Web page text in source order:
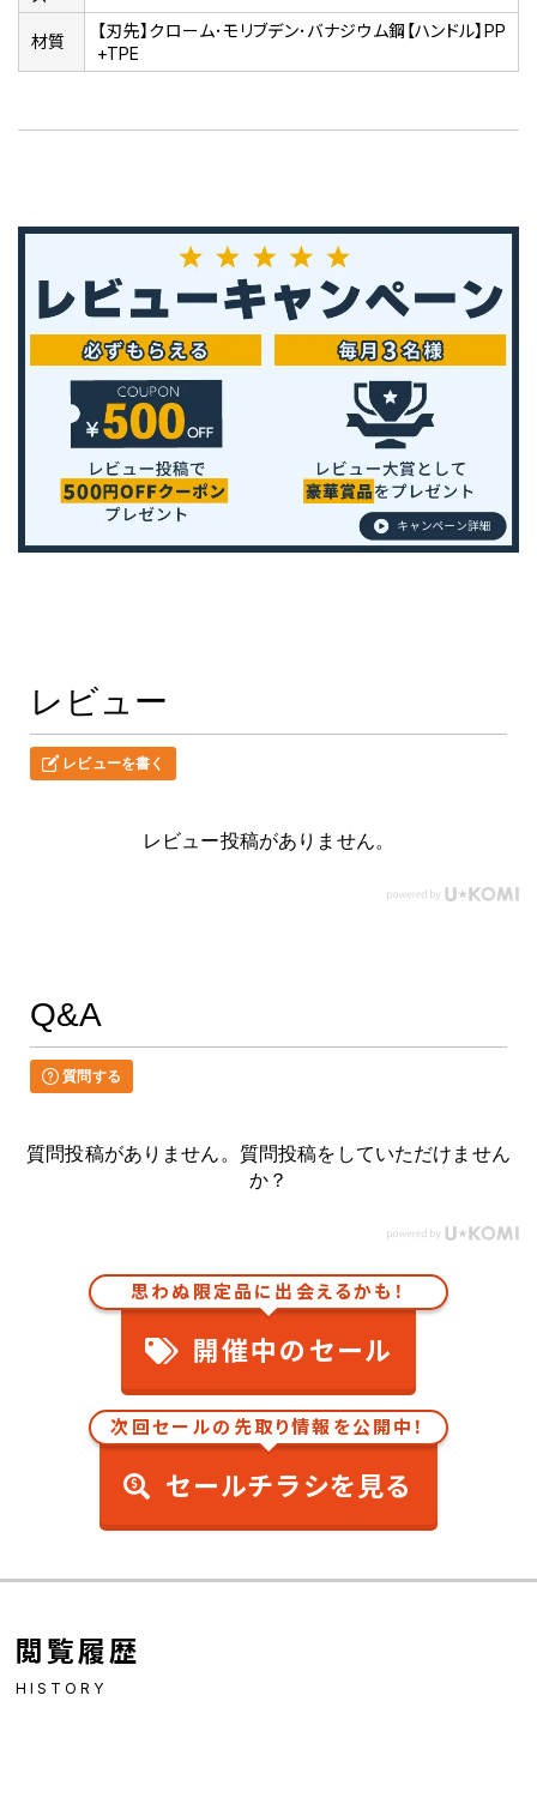
材質
【刃先】クローム･モリブデン･バナジウム鋼【ハンドル】PP
+TPE
レビュー
レビューを書く
レビュー投稿がありません。
Q&A
質問する
質問投稿がありません。質問投稿をしていただけません
か？
思わぬ限定品に出会えるかも！
開催中のセール
次回セールの先取り情報を公開中！
セールチラシを見る
閲覧履歴
HISTORY